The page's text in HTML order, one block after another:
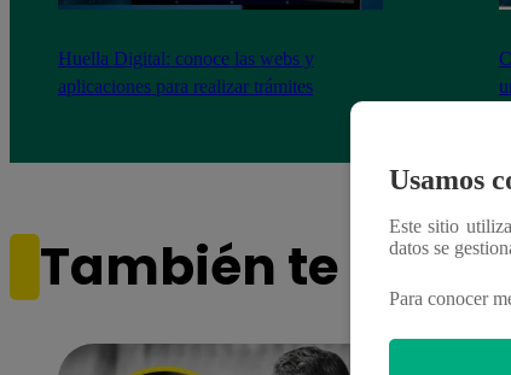
Huella Digital: conoce las webs y
aplicaciones para realizar trámites
También te
Usamos
Este sitio
datos se
Para conocer